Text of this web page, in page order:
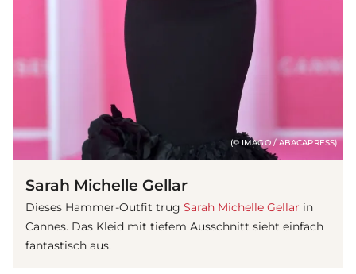
(© IMAGO / ABACAPRESS)
Sarah Michelle Gellar
Dieses Hammer-Outfit trug Sarah Michelle Gellar in
Cannes. Das Kleid mit tiefem Ausschnitt sieht einfach
fantastisch aus.